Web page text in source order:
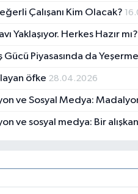
Çalışanı Kim Olacak?
Yaklaşıyor. Herkes Hazır mı?
Gücü Piyasasında da
öfke 28.04.2026
ve Sosyal Medya:
ve sosyal medya: Bir